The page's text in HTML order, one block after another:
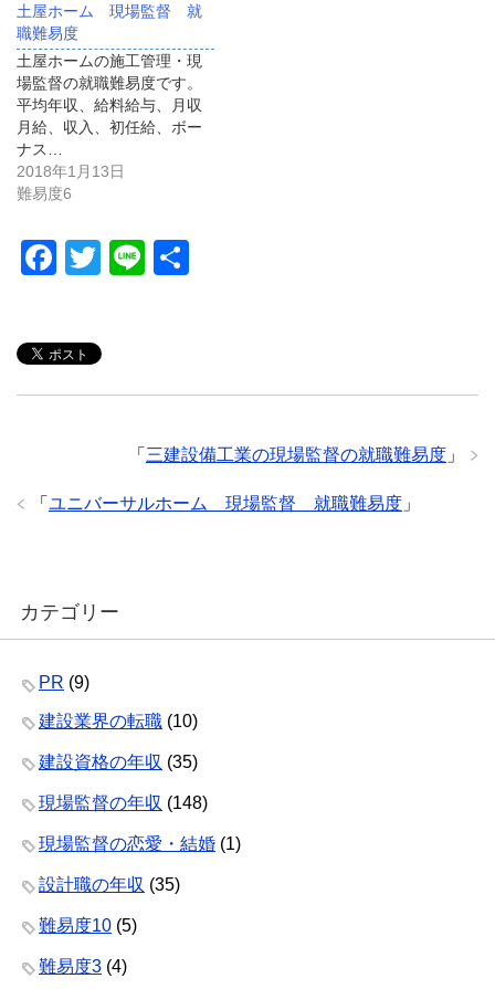
土屋ホーム 現場監督 就
職難易度
土屋ホームの施工管理・現
場監督の就職難易度です。
平均年収、給料給与、月収
月給、収入、初任給、ボー
ナス…
2018年1月13日
難易度6
F
e
b
k
T
er
Li
「 三建設備工業の現場監督の就職難易度 」
「 ユニバーサルホーム 現場監督 就職難易度 」
カテゴリー
PR (9)
建設業界の転職 (10)
建設資格の年収 (35)
現場監督の年収 (148)
現場監督の恋愛・結婚 (1)
設計職の年収 (35)
難易度10 (5)
難易度3 (4)